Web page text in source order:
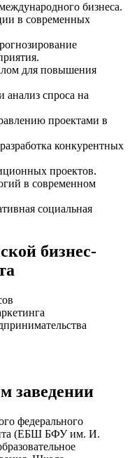
бизнеса.
в современных
для повышения
анализ спроса на
проектами в
конкурентных
проектов.
в современном
социальная
бизнес-
заведении
федерального
(ЕБШ БФУ им. И.